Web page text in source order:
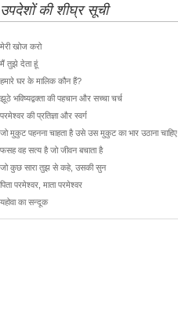
उपदेशों की शीघ्र सूची
मेरी खोज करो
मैं तुझे देता हूं
हमारे घर के मालिक कौन हैं?
झूठे भविष्यद्वक्ता की पहचान और सच्चा चर्च
परमेश्वर की प्रतिज्ञा और स्वर्ग
जो मुकुट पहनना चाहता है उसे उस मुकुट का भार उठाना चाहिए
फसह वह सत्य है जो जीवन बचाता है
जो कुछ सारा तुझ से कहे, उसकी सुन
पिता परमेश्वर, माता परमेश्वर
यहोवा का सन्दूक